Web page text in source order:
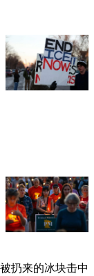
扔来的冰块击中